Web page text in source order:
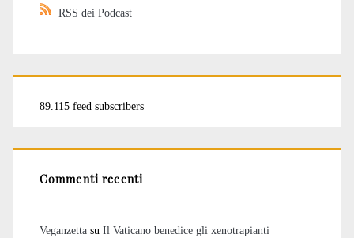
RSS dei Podcast
89.115 feed subscribers
Commenti recenti
Veganzettasu Il Vaticano benedice gli xenotrapianti